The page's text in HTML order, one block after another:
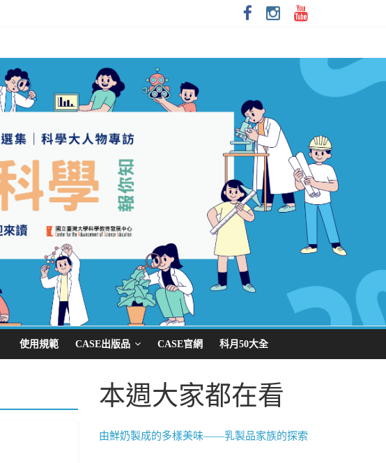
使用規範 CASE出版品 CASE官網 科月50大全
本週大家都在看
由鮮奶製成的多樣美味——乳製品家族的探索